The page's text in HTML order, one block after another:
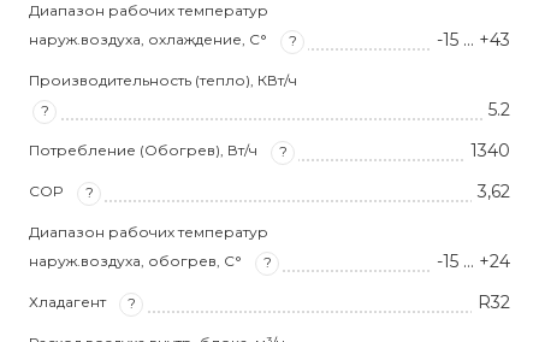
Диапазон рабочих температур
наруж.воздуха, охлаждение, С°
? -15 … +43
Производительность (тепло), КВт/ч
?
5.2
Потребление (Обогрев), Вт/ч ? 1340
COP ? 3,62
Диапазон рабочих температур
наруж.воздуха, обогрев, С°
? -15 … +24
Хладагент ? R32